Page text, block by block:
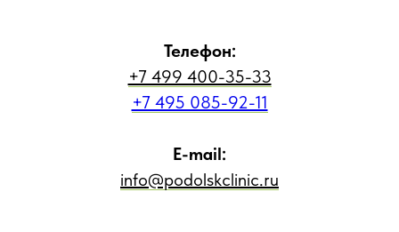
Телефон:
+7 499 400-35-33
+7 495 085-92-11
E-mail:
info@podolskclinic.ru